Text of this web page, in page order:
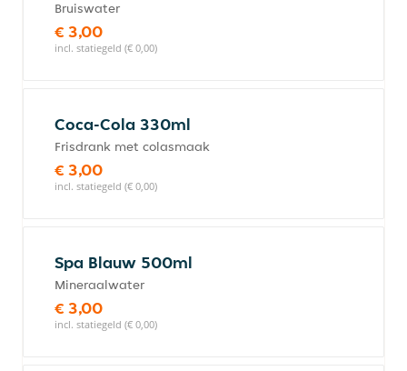
Bruiswater
€ 3,00
incl. statiegeld (€ 0,00)
Coca-Cola 330ml
Frisdrank met colasmaak
€ 3,00
incl. statiegeld (€ 0,00)
Spa Blauw 500ml
Mineraalwater
€ 3,00
incl. statiegeld (€ 0,00)